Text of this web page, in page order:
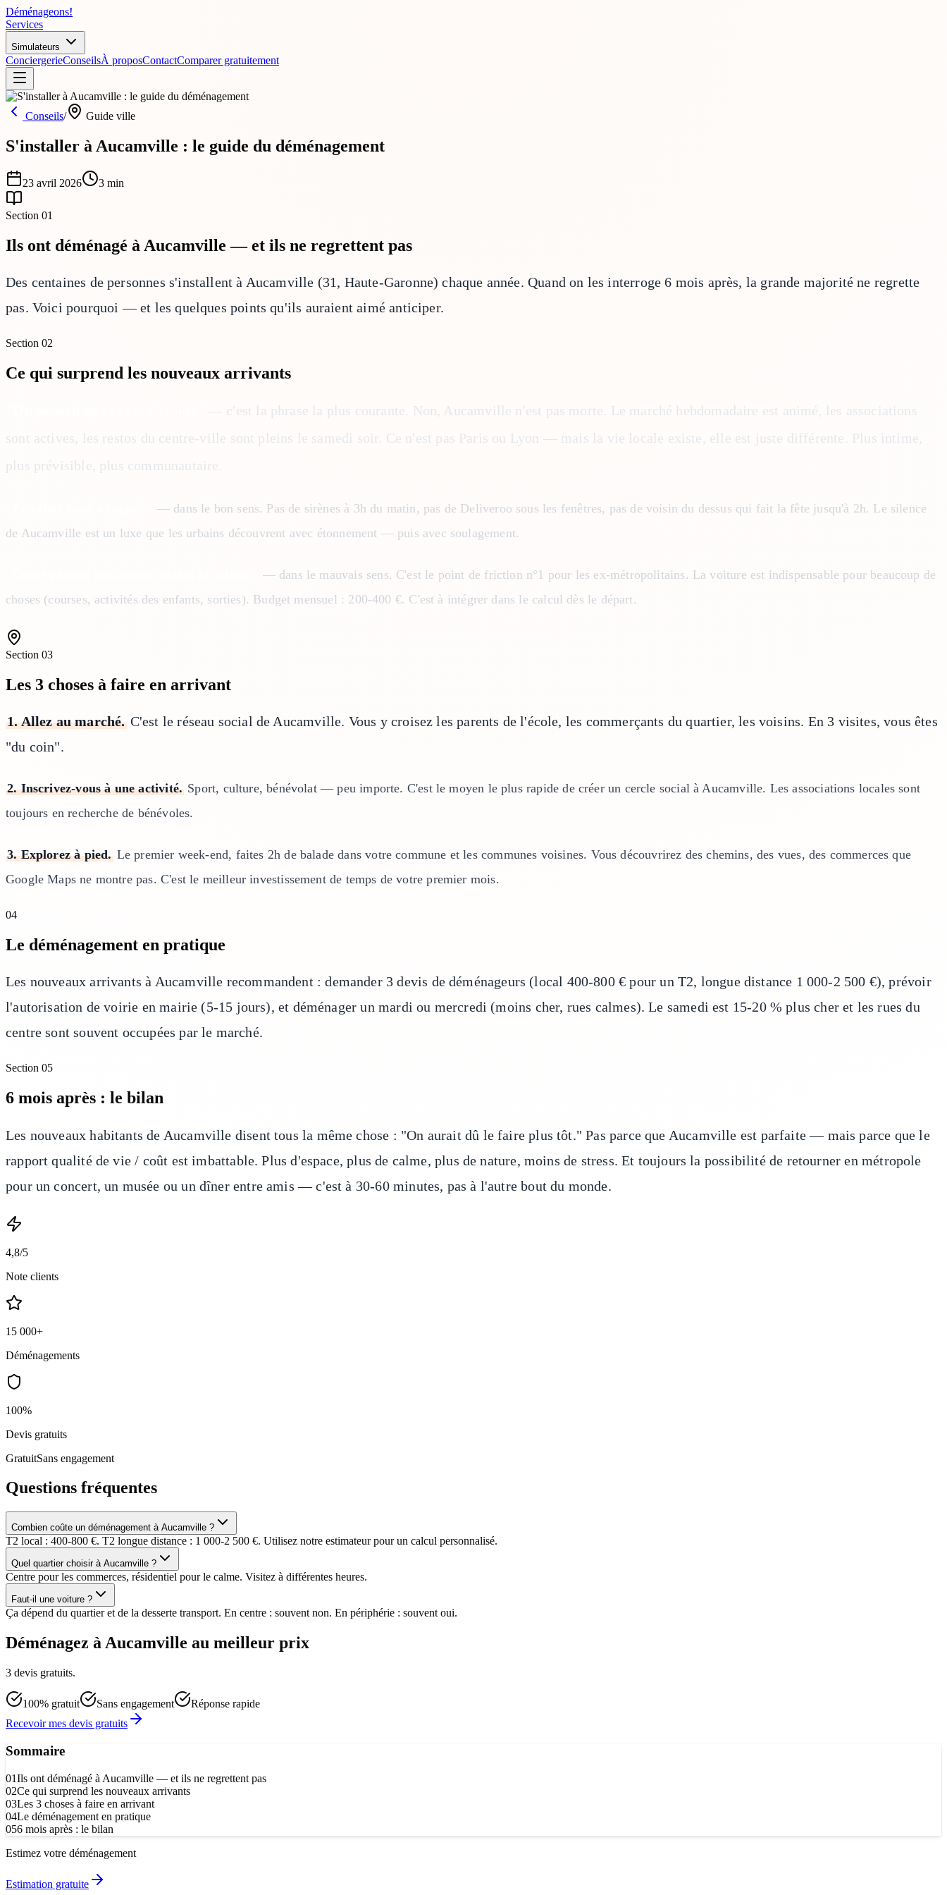
Déménageons!
Services
Simulateurs
ConciergerieConseilsÀ proposContactComparer gratuitement
Conseils/ Guide ville
S'installer à Aucamville : le guide du déménagement
23 avril 2026 3 min
Section 01
Ils ont déménagé à Aucamville — et ils ne regrettent pas
Des centaines de personnes s'installent à Aucamville (31, Haute-Garonne) chaque année. Quand on les interroge 6 mois après, la grande majorité ne regrette
pas. Voici pourquoi — et les quelques points qu'ils auraient aimé anticiper.
Section 02
Ce qui surprend les nouveaux arrivants
— c'est la phrase la plus courante. Non, Aucamville n'est pas morte. Le marché hebdomadaire est animé, les associations
sont actives, les restos du centre-ville sont pleins le samedi soir. Ce n'est pas Paris ou Lyon — mais la vie locale existe, elle est juste différente. Plus intime,
plus prévisible, plus communautaire.
— dans le bon sens. Pas de sirènes à 3h du matin, pas de Deliveroo sous les fenêtres, pas de voisin du dessus qui fait la fête jusqu'à 2h. Le silence
de Aucamville est un luxe que les urbains découvrent avec étonnement — puis avec soulagement.
— dans le mauvais sens. C'est le point de friction n°1 pour les ex-métropolitains. La voiture est indispensable pour beaucoup de
choses (courses, activités des enfants, sorties). Budget mensuel : 200-400 €. C'est à intégrer dans le calcul dès le départ.
Section 03
Les 3 choses à faire en arrivant
1. Allez au marché.C'est le réseau social de Aucamville. Vous y croisez les parents de l'école, les commerçants du quartier, les voisins. En 3 visites, vous êtes
"du coin".
2. Inscrivez-vous à une activité. Sport, culture, bénévolat — peu importe. C'est le moyen le plus rapide de créer un cercle social à Aucamville. Les associations locales sont
toujours en recherche de bénévoles.
3. Explorez à pied.Le premier week-end, faites 2h de balade dans votre commune et les communes voisines. Vous découvrirez des chemins, des vues, des commerces que
Google Maps ne montre pas. C'est le meilleur investissement de temps de votre premier mois.
04
Le déménagement en pratique
Les nouveaux arrivants à Aucamville recommandent : demander 3 devis de déménageurs (local 400-800 € pour un T2, longue distance 1 000-2 500 €), prévoir
l'autorisation de voirie en mairie (5-15 jours), et déménager un mardi ou mercredi (moins cher, rues calmes). Le samedi est 15-20 % plus cher et les rues du
centre sont souvent occupées par le marché.
Section 05
6 mois après : le bilan
Les nouveaux habitants de Aucamville disent tous la même chose : "On aurait dû le faire plus tôt." Pas parce que Aucamville est parfaite — mais parce que le
rapport qualité de vie / coût est imbattable. Plus d'espace, plus de calme, plus de nature, moins de stress. Et toujours la possibilité de retourner en métropole
pour un concert, un musée ou un dîner entre amis — c'est à 30-60 minutes, pas à l'autre bout du monde.
4,8/5
Note clients
15 000+
Déménagements
100%
Devis gratuits
GratuitSans engagement
Questions fréquentes
Combien coûte un déménagement à Aucamville ?
T2 local : 400-800 €. T2 longue distance : 1 000-2 500 €. Utilisez notre estimateur pour un calcul personnalisé.
Quel quartier choisir à Aucamville ?
Centre pour les commerces, résidentiel pour le calme. Visitez à différentes heures.
Faut-il une voiture ?
Ça dépend du quartier et de la desserte transport. En centre : souvent non. En périphérie : souvent oui.
Déménagez à Aucamville au meilleur prix
3 devis gratuits.
100% gratuit Sans engagement
Réponse rapide
Recevoir mes devis gratuits
Sommaire
01Ils ont déménagé à Aucamville — et ils ne regrettent pas
02Ce qui surprend les nouveaux arrivants
03Les 3 choses à faire en arrivant
04Le déménagement en pratique
056 mois après : le bilan
Estimez votre déménagement
Estimation gratuite